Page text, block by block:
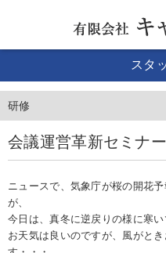
スタ
研修
会議運営革新セミナ
ニュースで、気象庁が桜の開花
が、
今日は、真冬に逆戻りの様に寒い
お天気は良いのですが、風がと